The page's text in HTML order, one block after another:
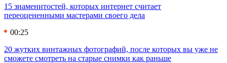
15 знаменитостей, которых интернет считает
переоцененными мастерами своего дела
00:25
20 жутких винтажных фотографий, после которых вы уже не
сможете смотреть на старые снимки как раньше